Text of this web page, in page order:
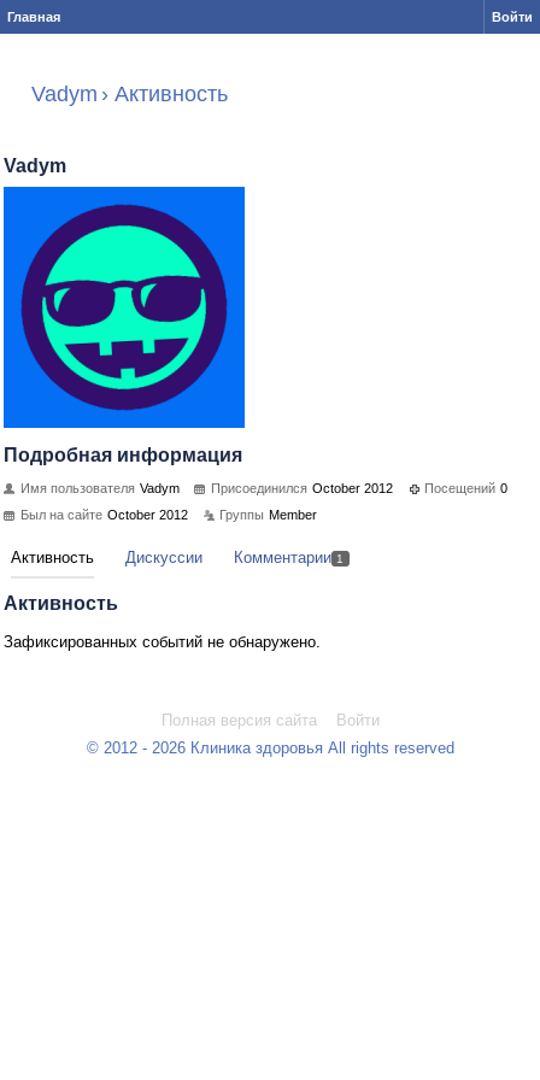
Главная Войти
Vadym › Активность
Vadym
Подробная информация
Имя пользователя Vadym Присоединился October 2012 Посещений 0
Был на сайте October 2012 Группы Member
Активность Дискуссии Комментарии 1
Активность
Зафиксированных событий не обнаружено.
Полная версия сайта
Войти
© 2012 - 2026 Клиника здоровья All rights reserved